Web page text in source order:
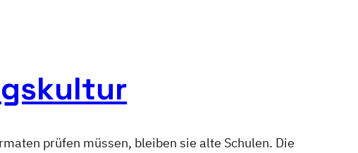
prüfen müssen, bleiben sie alte Schulen. Die